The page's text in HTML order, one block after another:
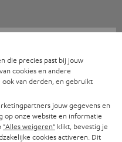
zijn prijsklasse"
die precies past bij jouw
cookies en andere
van derden, en gebruikt
jouw gegevens en
op onze website en informatie
"Alles weigeren" klikt, bevestig je
cookies activeren. Dit